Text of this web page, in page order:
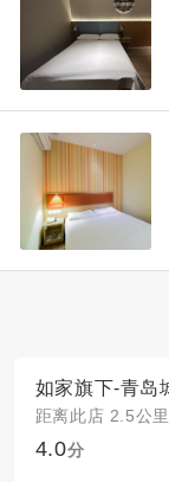
距离此店 2.5公里
4.0分